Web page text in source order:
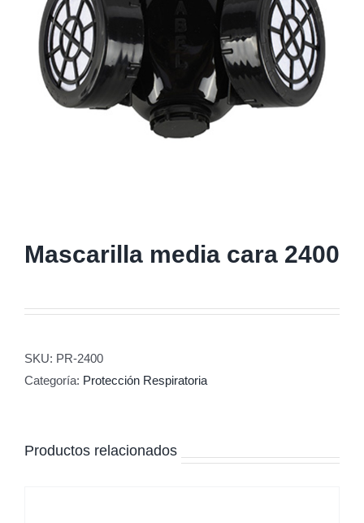
Mascarilla media cara 2400
SKU: PR-2400
Categoría: Protección Respiratoria
Productos relacionados